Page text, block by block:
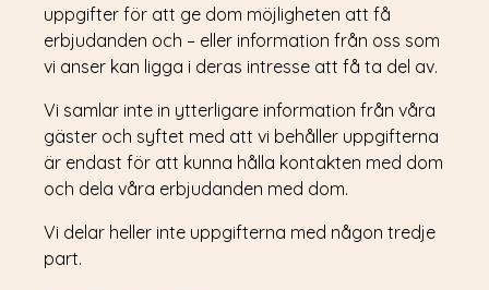
uppgifter för att ge dom möjligheten att få
erbjudanden och – eller information från oss som
vi anser kan ligga i deras intresse att få ta del av.
Vi samlar inte in ytterligare information från våra
gäster och syftet med att vi behåller uppgifterna
är endast för att kunna hålla kontakten med dom
och dela våra erbjudanden med dom.
Vi delar heller inte uppgifterna med någon tredje
part.